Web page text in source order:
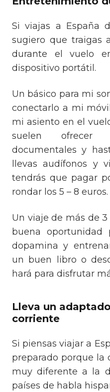
Si viajas a España
sugiero que traigas
durante el vuelo
dispositivo portátil.
Un básico para mi
conectarlo a mi
mi asiento en el
suelen ofrecer
documentales y
llevas audífonos y
tendrás que pagar
rondar los 5 – 8 euros.
Un viaje de más de
buena oportunidad
dopamina y
un buen libro o
hará para disfrutar
Lleva un
corriente
Si piensas viajar a
preparado porque la
muy diferente a la
países de habla